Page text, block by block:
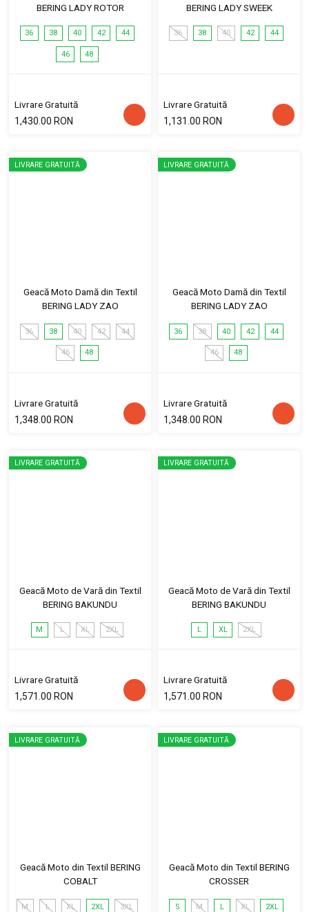
BERING LADY ROTOR
36 38 40 42 44
46 48
Livrare Gratuită
1,430.00 RON
BERING LADY SWEEK
36 38 40 42 44
Livrare Gratuită
1,131.00 RON
LIVRARE GRATUITĂ
Geacă Moto Damă din Textil
BERING LADY ZAO
36 38 40 42 44
46 48
Livrare Gratuită
1,348.00 RON
LIVRARE GRATUITĂ
Geacă Moto Damă din Textil
BERING LADY ZAO
36 38 40 42 44
46 48
Livrare Gratuită
1,348.00 RON
LIVRARE GRATUITĂ
Geacă Moto de Vară din Textil
BERING BAKUNDU
M L XL 2XL
Livrare Gratuită
1,571.00 RON
LIVRARE GRATUITĂ
Geacă Moto de Vară din Textil
BERING BAKUNDU
L XL 2XL
Livrare Gratuită
1,571.00 RON
LIVRARE GRATUITĂ
Geacă Moto din Textil BERING
COBALT
M L XL 2XL 3XL
LIVRARE GRATUITĂ
Geacă Moto din Textil BERING
CROSSER
S M L XL 2XL